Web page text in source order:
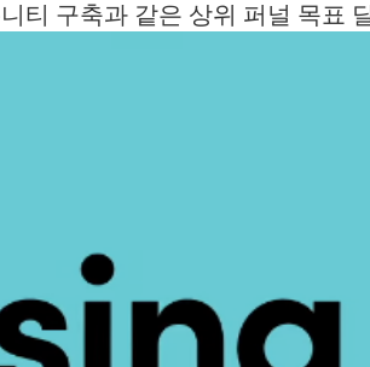
티 구축과 같은 상위 퍼널 목표